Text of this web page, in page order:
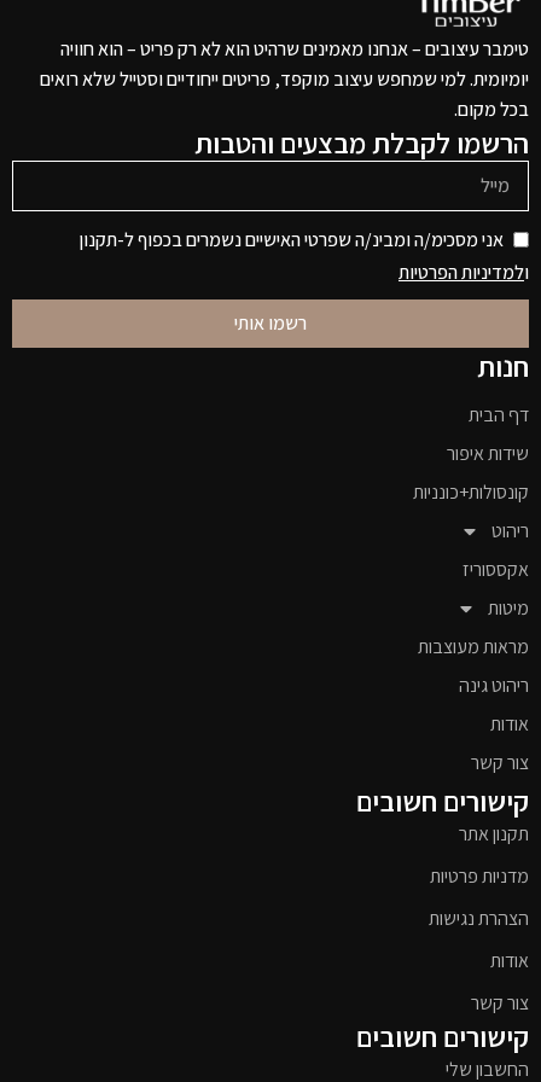
טימבר עיצובים – אנחנו מאמינים שרהיט הוא לא רק פריט – הוא חוויה
יומיומית. למי שמחפש עיצוב מוקפד, פריטים ייחודיים וסטייל שלא רואים
בכל מקום.
הרשמו לקבלת מבצעים והטבות
אני מסכימ/ה ומבינ/ה שפרטי האישיים נשמרים בכפוף ל-תקנון
ולמדיניות הפרטיות
רשמו אותי
חנות
דף הבית
שידות איפור
קונסולות+כונניות
ריהוט
אקססוריז
מיטות
מראות מעוצבות
ריהוט גינה
אודות
צור קשר
קישורים חשובים
תקנון אתר
מדניות פרטיות
הצהרת נגישות
אודות
צור קשר
קישורים חשובים
החשבון שלי